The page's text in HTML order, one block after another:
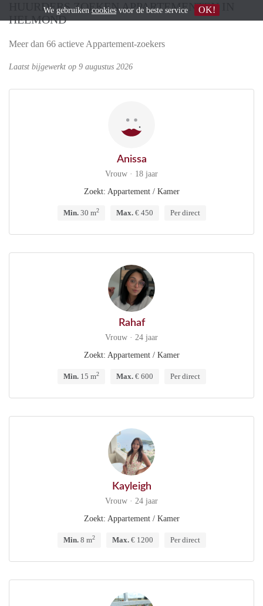
HUURDERS ZOEKEN APPARTEMENTEN IN
HELMOND
Meer dan 66 actieve Appartement-zoekers
Laatst bijgewerkt op 9 augustus 2026
Anissa
Vrouw · 18 jaar
Zoekt: Appartement / Kamer
Min.30 m2 Max.€ 450 Per direct
Rahaf
Vrouw · 24 jaar
Zoekt: Appartement / Kamer
Min.15 m2 Max.€ 600 Per direct
Kayleigh
Vrouw · 24 jaar
Zoekt: Appartement / Kamer
Min.8 m2 Max.€ 1200 Per direct
We gebruiken cookies voor de beste service OK!